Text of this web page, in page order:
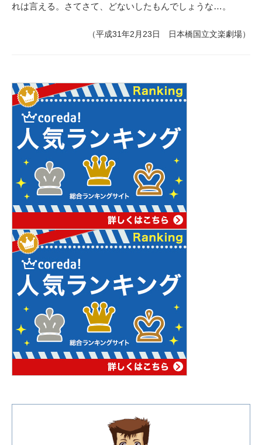
れは言える。さてさて、どないしたもんでしょうな…。
（平成31年2月23日 日本橋国立文楽劇場）